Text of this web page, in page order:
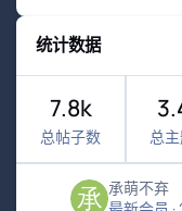
统计数据
7.8k
总帖子数 总
承萌不弃